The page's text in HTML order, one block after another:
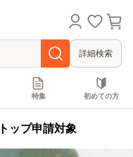
詳細検索
特集 初めての方
ップ申請対象